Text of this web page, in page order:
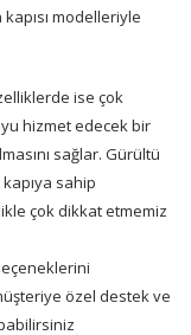
modelleriyle
ise çok
hizmet edecek bir
sağlar. Gürültü
sahip
çok dikkat etmemiz
özel destek ve